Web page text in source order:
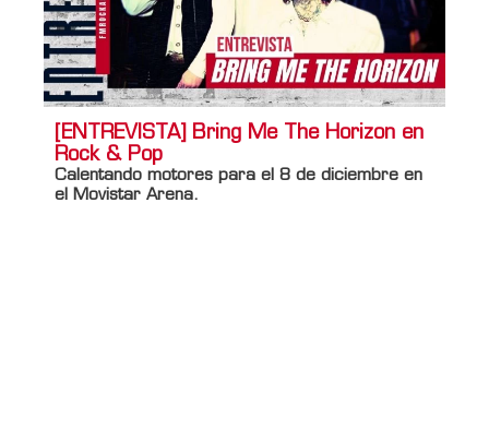
[ENTREVISTA] Bring Me The Horizon en
Rock & Pop
Calentando motores para el 8 de diciembre en
el Movistar Arena.